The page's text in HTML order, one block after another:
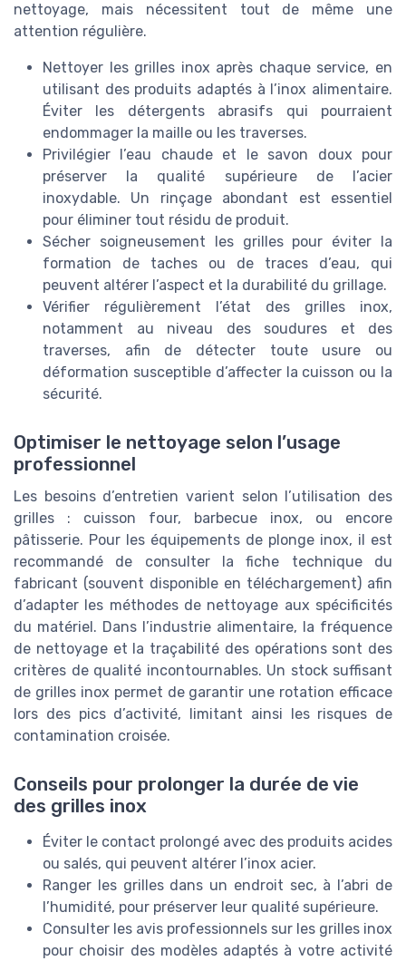
nettoyage, mais nécessitent tout de même une
attention régulière.
Nettoyer les grilles inox après chaque service, en
utilisant des produits adaptés à l’inox alimentaire.
Éviter les détergents abrasifs qui pourraient
endommager la maille ou les traverses.
Privilégier l’eau chaude et le savon doux pour
préserver la qualité supérieure de l’acier
inoxydable. Un rinçage abondant est essentiel
pour éliminer tout résidu de produit.
Sécher soigneusement les grilles pour éviter la
formation de taches ou de traces d’eau, qui
peuvent altérer l’aspect et la durabilité du grillage.
Vérifier régulièrement l’état des grilles inox,
notamment au niveau des soudures et des
traverses, afin de détecter toute usure ou
déformation susceptible d’affecter la cuisson ou la
sécurité.
Optimiser le nettoyage selon l’usage
professionnel
Les besoins d’entretien varient selon l’utilisation des
grilles : cuisson four, barbecue inox, ou encore
pâtisserie. Pour les équipements de plonge inox, il est
recommandé de consulter la fiche technique du
fabricant (souvent disponible en téléchargement) afin
d’adapter les méthodes de nettoyage aux spécificités
du matériel. Dans l’industrie alimentaire, la fréquence
de nettoyage et la traçabilité des opérations sont des
critères de qualité incontournables. Un stock suffisant
de grilles inox permet de garantir une rotation efficace
lors des pics d’activité, limitant ainsi les risques de
contamination croisée.
Conseils pour prolonger la durée de vie
des grilles inox
Éviter le contact prolongé avec des produits acides
ou salés, qui peuvent altérer l’inox acier.
Ranger les grilles dans un endroit sec, à l’abri de
l’humidité, pour préserver leur qualité supérieure.
Consulter les avis professionnels sur les grilles inox
pour choisir des modèles adaptés à votre activité